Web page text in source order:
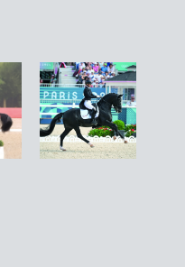
2019 had hij
iets wat
in de lange
ooit
manier